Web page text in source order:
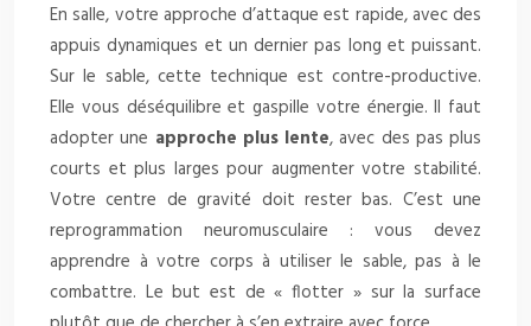
En salle, votre approche d’attaque est rapide, avec des
appuis dynamiques et un dernier pas long et puissant.
Sur le sable, cette technique est contre-productive.
Elle vous déséquilibre et gaspille votre énergie. Il faut
adopter une approche plus lente, avec des pas plus
courts et plus larges pour augmenter votre stabilité.
Votre centre de gravité doit rester bas. C’est une
reprogrammation neuromusculaire : vous devez
apprendre à votre corps à utiliser le sable, pas à le
combattre. Le but est de « flotter » sur la surface